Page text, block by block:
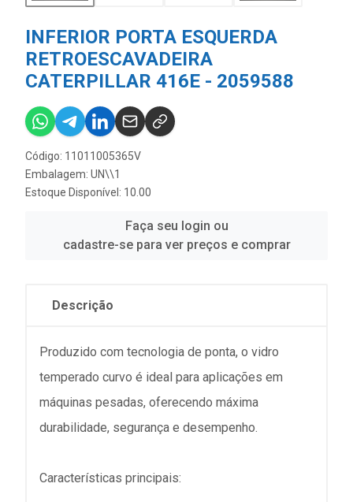
INFERIOR PORTA ESQUERDA
RETROESCAVADEIRA
CATERPILLAR 416E - 2059588
Código: 11011005365V
Embalagem: UN\\1
Estoque Disponível: 10.00
Faça seu login ou
cadastre-se para ver preços e comprar
Descrição
Produzido com tecnologia de ponta, o vidro
temperado curvo é ideal para aplicações em
máquinas pesadas, oferecendo máxima
durabilidade, segurança e desempenho.
Características principais: